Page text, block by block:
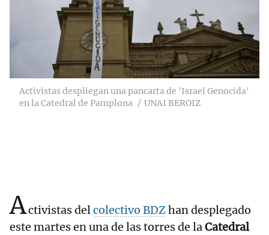
Activistas despliegan una pancarta de 'Israel Genocida'
en la Catedral de Pamplona
UNAI BEROIZ
Activistas delcolectivo BDZ han desplegado
este martes en una de las torres de laCatedral